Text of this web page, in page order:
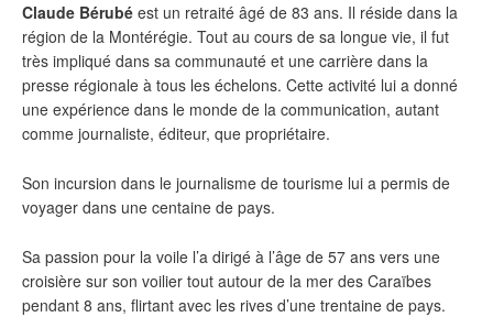
Claude Bérubé est un retraité âgé de 83 ans. Il réside dans la
région de la Montérégie. Tout au cours de sa longue vie, il fut
très impliqué dans sa communauté et une carrière dans la
presse régionale à tous les échelons. Cette activité lui a donné
une expérience dans le monde de la communication, autant
comme journaliste, éditeur, que propriétaire.
Son incursion dans le journalisme de tourisme lui a permis de
voyager dans une centaine de pays.
Sa passion pour la voile l’a dirigé à l’âge de 57 ans vers une
croisière sur son voilier tout autour de la mer des Caraïbes
pendant 8 ans, flirtant avec les rives d’une trentaine de pays.